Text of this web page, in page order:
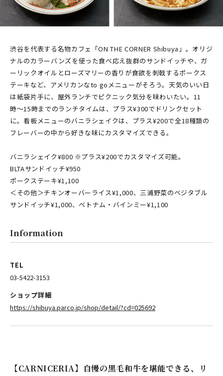
渋谷を代表する名物カフェ「ON THE CORNER Shibuya」。オリジ
ナルのカラーバンズを使った食べ応え抜群のサンドイッチや、ガ
ーリックオイルとローズマリーの香りが食欲を刺戟するポークス
テーキなど、アメリカンなto goメニューがそろう。天気のいい日
は紙袋片手に、屋外ランチでピクニック気分を味わいたい。11
時〜15時までのランチタイムは、プラス¥300でドリンクセット
に。看板メニューのバニラシェイクは、プラス¥200で全18種類の
フレーバーの中から好きな味にカスタマイズできる。
バニラシェイク¥800 ※プラス¥200でカスタマイズ可能。
BLTAサンドイッチ¥950
ポークステーキ¥1,100
＜その他＞チキンオーバーライス¥1,000、三浦野菜のベジタブル
サンドイッチ¥1,000、ベトナム・バインミー¥1,100
Information
TEL
03-5422-3153
ショップ詳細
https://shibuya.parco.jp/shop/detail/?cd=025692
【CARNICERIA】自慢の黒毛和牛を堪能できる、リ